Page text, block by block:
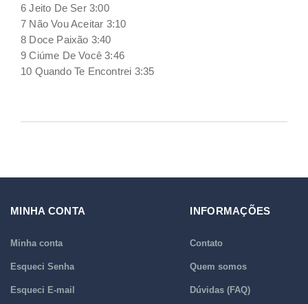
6 Jeito De Ser 3:00
7 Não Vou Aceitar 3:10
8 Doce Paixão 3:40
9 Ciúme De Você 3:46
10 Quando Te Encontrei 3:35
MINHA CONTA
Minha conta
Esqueci Senha
Esqueci E-mail
INFORMAÇÕES
Contato
Quem somos
Dúvidas (FAQ)